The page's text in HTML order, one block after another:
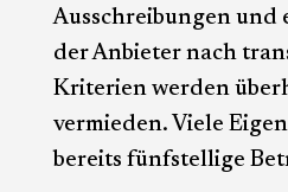
Ausschreibungen und
der Anbieter nach
Kriterien werden
vermieden. Viele
bereits fünfstellige